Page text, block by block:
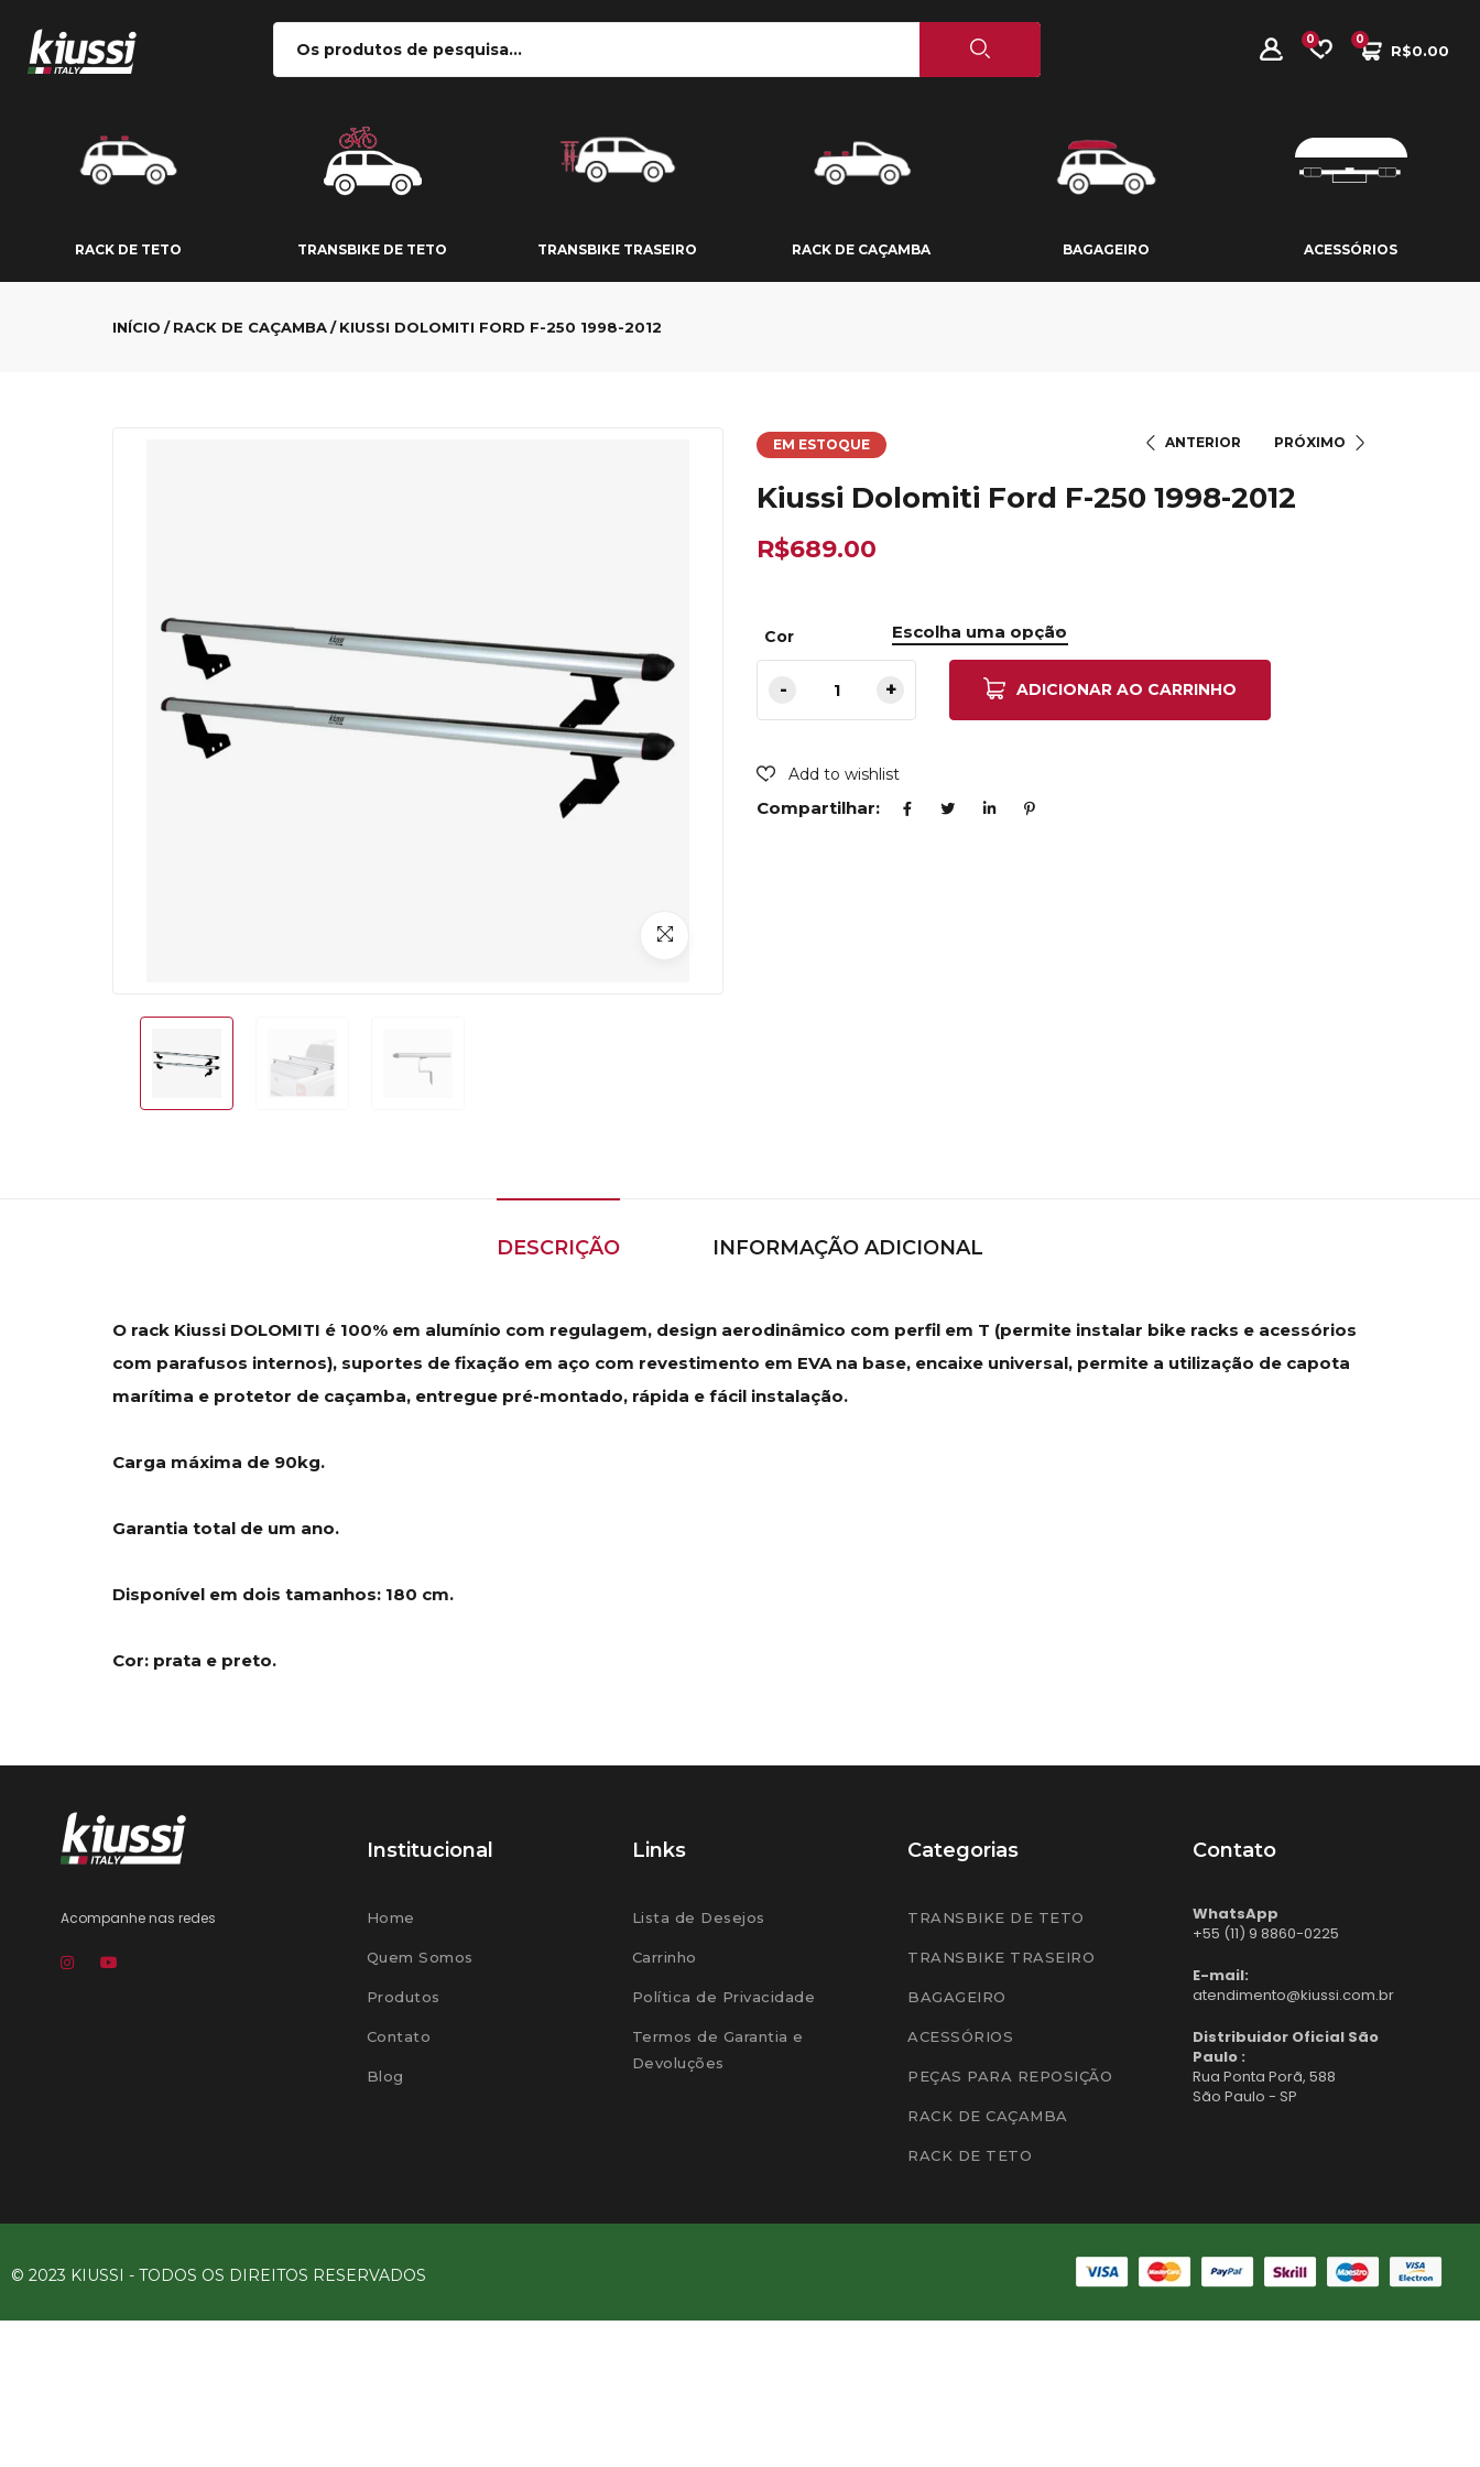
0
R$0.00
0
RACK DE TETO TRANSBIKE DE TETO TRANSBIKE TRASEIRO RACK DE CAÇAMBA BAGAGEIRO ACESSÓRIOS
TRANSBIKE DE TETO
INÍCIO RACK DE CAÇAMBA KIUSSI DOLOMITI FORD F-250 1998-2012
EM ESTOQUE ANTERIOR PRÓXIMO
Kiussi Dolomiti Ford F-250 1998-2012
R$689.00
Cor
ADICIONAR AO CARRINHO
Add to wishlist
Compartilhar:
DESCRIÇÃO INFORMAÇÃO ADICIONAL
O rack Kiussi DOLOMITI é 100% em alumínio com regulagem, design aerodinâmico com perfil em T (permite instalar bike racks e acessórios
com parafusos internos), suportes de fixação em aço com revestimento em EVA na base, encaixe universal, permite a utilização de capota
marítima e protetor de caçamba, entregue pré-montado, rápida e fácil instalação.
Carga máxima de 90kg.
Garantia total de um ano.
Disponível em dois tamanhos: 180 cm.
Cor: prata e preto.
Acompanhe nas redes
Institucional
Home
Quem Somos
Produtos
Contato
Blog
Links
Lista de Desejos
Carrinho
Política de Privacidade
Termos de Garantia e
Devoluções
Categorias
TRANSBIKE DE TETO
TRANSBIKE TRASEIRO
BAGAGEIRO
ACESSÓRIOS
PEÇAS PARA REPOSIÇÃO
RACK DE CAÇAMBA
RACK DE TETO
Contato
WhatsApp
+55 (11) 9 8860-0225
E-mail:
atendimento@kiussi.com.br
Distribuidor Oficial São
Paulo :
Rua Ponta Porã, 588
São Paulo - SP
© 2023 KIUSSI - TODOS OS DIREITOS RESERVADOS